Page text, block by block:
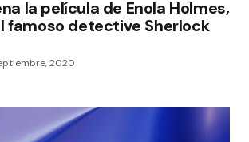
la película de Enola Holmes,
famoso detective Sherlock
2020